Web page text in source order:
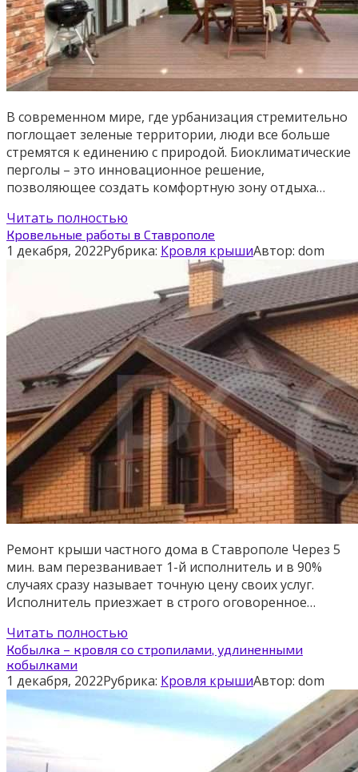
В современном мире, где урбанизация стремительно
поглощает зеленые территории, люди все больше
стремятся к единению с природой. Биоклиматические
перголы – это инновационное решение,
позволяющее создать комфортную зону отдыха…
Читать полностью
Кровельные работы в Ставрополе
1 декабря, 2022Рубрика: Кровля крышиАвтор: dom
Ремонт крыши частного дома в Ставрополе Через 5
мин. вам перезванивает 1-й исполнитель и в 90%
случаях сразу называет точную цену своих услуг.
Исполнитель приезжает в строго оговоренное…
Читать полностью
Кобылка – кровля со стропилами, удлиненными
кобылками
1 декабря, 2022Рубрика: Кровля крышиАвтор: dom